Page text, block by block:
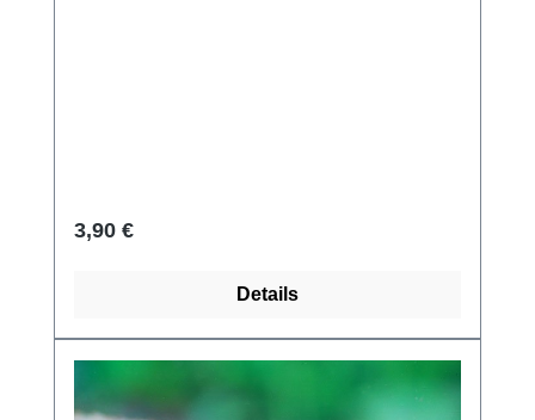
Regulärer Preis:
3,90 €
Details